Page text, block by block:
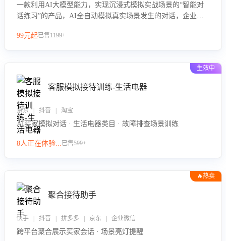
一款利用AI大模型能力，实现沉浸式模拟实战场景的“智能对
话练习”的产品，AI全自动模拟真实场景发生的对话，企业可
力。
99元起已售1199+
生效中
客服模拟接待训练-生活电器
京东 | 抖音 | 淘宝
AI买家模拟对话 · 生活电器类目 · 故障排查场景训练
8人正在体验...已售599+
🔥热卖
聚合接待助手
快手 | 抖音 | 拼多多 | 京东 | 企业微信
跨平台聚合展示买家会话 · 场景亮灯提醒